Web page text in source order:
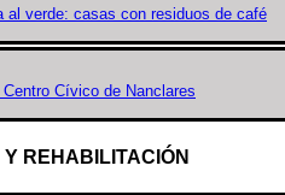
al verde: casas con residuos de café
Cívico de Nanclares
REHABILITACIÓN